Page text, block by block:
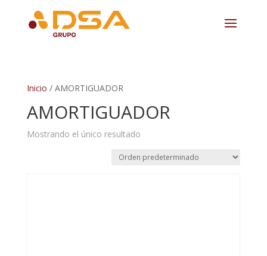
Inicio / AMORTIGUADOR
AMORTIGUADOR
Mostrando el único resultado